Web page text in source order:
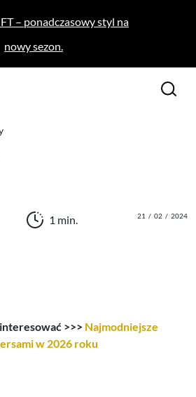
– ponadczasowy styl na
nowy sezon.
1 min. 21 / 02 / 2024
>>> Najmodniejsze
w 2026 roku